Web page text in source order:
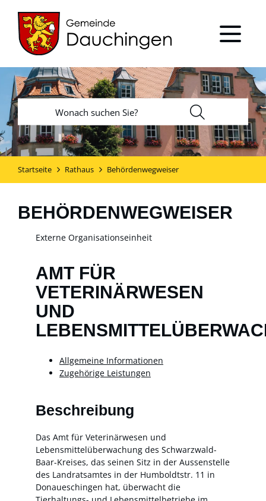
Startseite Rathaus Behördenwegweiser
BEHÖRDENWEGWEISER
Externe Organisationseinheit
AMT FÜR
VETERINÄRWESEN
UND
Allgemeine Informationen
Zugehörige Leistungen
Beschreibung
Das Amt für Veterinärwesen und
Lebensmittelüberwachung des Schwarzwald-
Baar-Kreises, das seinen Sitz in der Aussenstelle
des Landratsamtes in der Humboldtstr. 11 in
Donaueschingen hat, überwacht die